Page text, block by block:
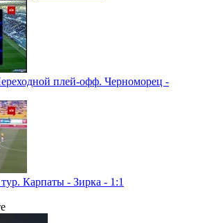
плей-офф. Черноморец -
Карпаты - Зирка - 1:1